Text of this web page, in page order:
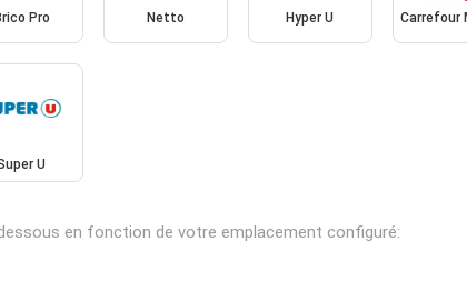
Pro Netto Hyper U Carrefour
U
en fonction de votre emplacement configuré: